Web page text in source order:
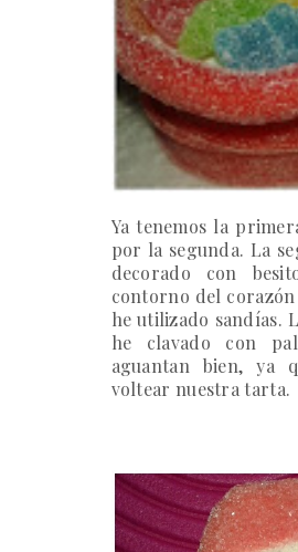
Ya tenemos la
por la segunda. La
decorado con
contorno del
he utilizado sandías.
he clavado con
aguantan bien, ya
voltear nuestra tarta.